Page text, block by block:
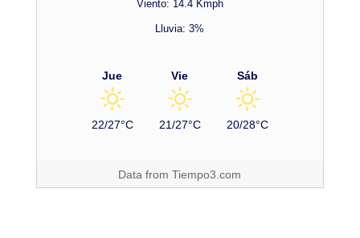
Viento: 14.4 Kmph
Lluvia: 3%
Jue
22/27°C
Vie
21/27°C
Sáb
20/28°C
Data fromTiempo3.com